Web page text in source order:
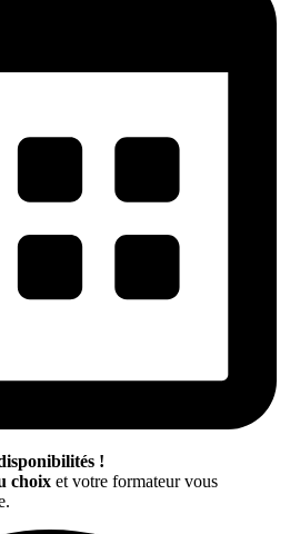
!
choix et votre formateur vous